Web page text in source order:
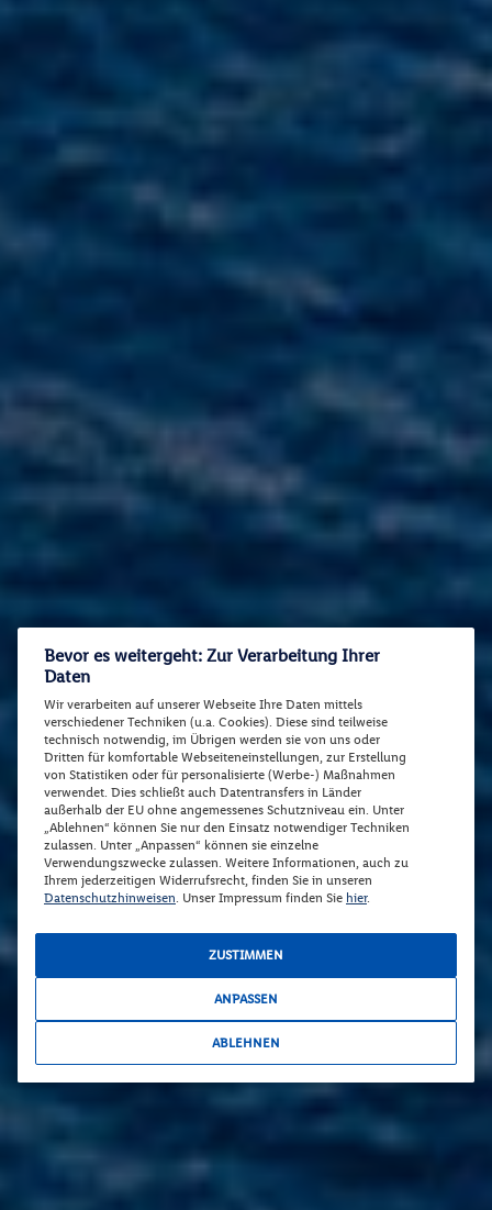
Bevor es weitergeht: Zur Verarbeitung Ihrer
Daten
Wir verarbeiten auf unserer Webseite Ihre Daten mittels
verschiedener Techniken (u.a. Cookies). Diese sind teilweise
technisch notwendig, im Übrigen werden sie von uns oder
Dritten für komfortable Webseiteneinstellungen, zur Erstellung
von Statistiken oder für personalisierte (Werbe-) Maßnahmen
verwendet. Dies schließt auch Datentransfers in Länder
außerhalb der EU ohne angemessenes Schutzniveau ein. Unter
„Ablehnen“ können Sie nur den Einsatz notwendiger Techniken
zulassen. Unter „Anpassen“ können sie einzelne
Verwendungszwecke zulassen. Weitere Informationen, auch zu
Ihrem jederzeitigen Widerrufsrecht, finden Sie in unseren
Datenschutzhinweisen. Unser Impressum finden Sie hier.
ZUSTIMMEN
ANPASSEN
ABLEHNEN